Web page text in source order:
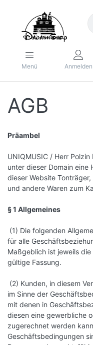
Menü Anmelden
AGB
Präambel
UNIQMUSIC / Herr
unter dieser Domain
dieser Website
und andere Waren zum
§ 1 Allgemeines
(1) Die folgenden
für alle
Maßgeblich ist jeweils
gültige Fassung.
(2) Kunden, in diesem
im Sinne der
mit denen in
diesen eine gewerbliche
zugerechnet werden
Geschäftsbedingungen